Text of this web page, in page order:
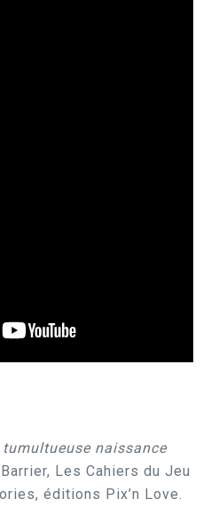
tumultueuse naissance
Les Cahiers du Jeu
éditions Pix’n Love.